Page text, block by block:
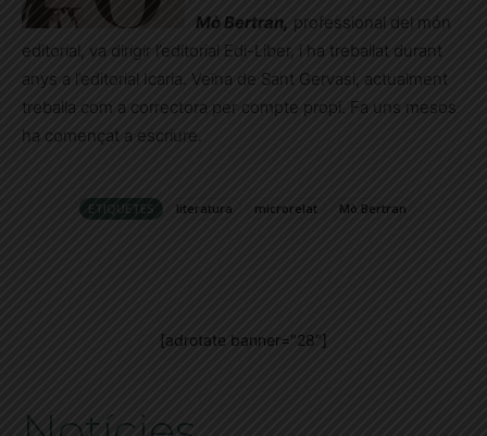
Mò Bertran,
professional del món
editorial, va dirigir l’editorial Edi-Liber, i ha treballat durant
anys a l’editorial Icaria. Veïna de Sant Gervasi, actualment
treballa com a correctora per compte propi. Fa uns mesos
ha començat a escriure.
ETIQUETES literatura microrelat Mò Bertran
[adrotate banner="28"]